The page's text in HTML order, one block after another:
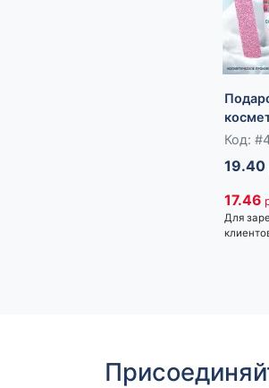
крем
гель
URAL
Код:
19.40
17.46
Для